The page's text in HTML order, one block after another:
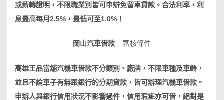
或薪轉證明，不限職業別皆可申辦免留車貸款。合法利率，利
息最高每月2.5%，最低可至1.0%！
岡山汽車借款 – 審核條件
高雄王品當舖汽機車借款不分類別、廠牌，不限車種及車齡，
並且不論車子有無跟銀行的分期貸款，皆可辦理汽機車借款。
申辦人與銀行信用狀況不影響過件，信用瑕疵亦可借，絕對是